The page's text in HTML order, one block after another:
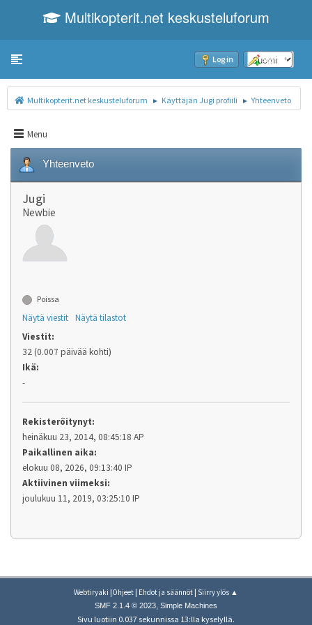
Multikopterit.net keskusteluforum
Toggle navigation Log in Sign up
Multikopterit.net keskusteluforum ► Käyttäjän Jugi profiili ► Yhteenveto
Menu
Yhteenveto
Jugi
Newbie
Poissa
Näytä viestit Näytä tilastot
Viestit:
32 (0.007 päivää kohti)
Ikä:
-
Rekisteröitynyt:
heinäkuu 23, 2014, 08:45:18 AP
Paikallinen aika:
elokuu 08, 2026, 09:13:40 IP
Aktiivinen viimeksi:
joulukuu 11, 2019, 03:25:10 IP
Webtiryaki |Ohjeet | Ehdot ja säännöt | Siirry ylös ▲
SMF 2.1.4 © 2023, Simple Machines
Sivu luotiin 0.037 sekunnissa 13:lla kyselyllä.